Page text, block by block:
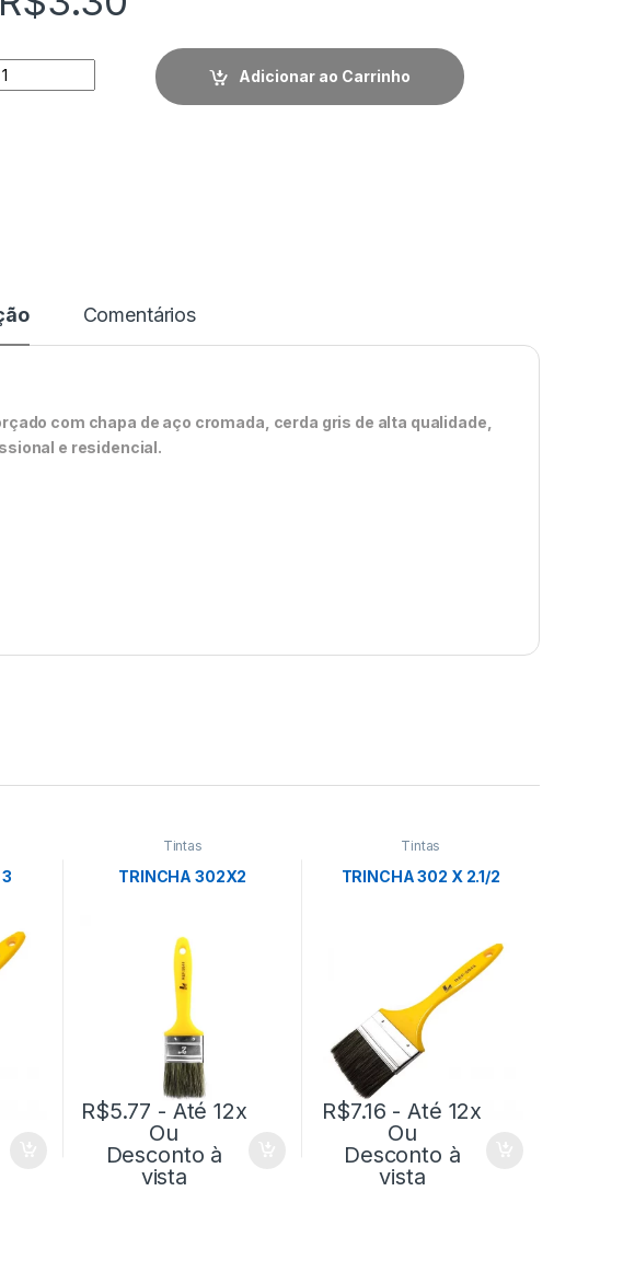
Quantidade
Adicionar ao Carrinho
Comentários
com chapa de aço cromada, cerda gris de alta qualidade,
e residencial.
Tintas
TRINCHA 302X2
R$5.77 - Até 12x
Ou
Desconto à
vista
Tintas
TRINCHA 302 X 2.1/2
R$7.16 - Até 12x
Ou
Desconto à
vista